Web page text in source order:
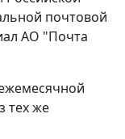
почтовой
АО "Почта
тех же